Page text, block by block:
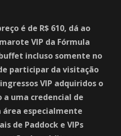
é de R$ 610, dá ao
VIP da Fórmula
incluso somente no
participar da visitação
VIP adquiridos o
uma credencial de
especialmente
de Paddock e VIPs